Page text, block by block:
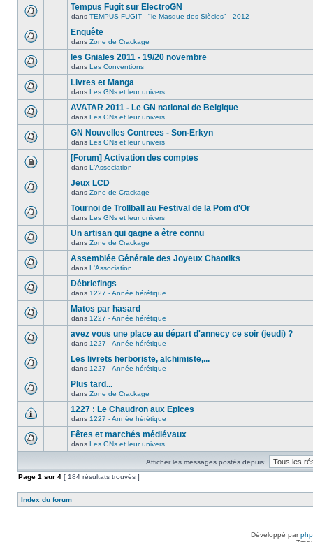
Tempus Fugit sur ElectroGN
dans TEMPUS FUGIT - "le Masque des Siècles" - 2012
Enquête
dans Zone de Crackage
les Gniales 2011 - 19/20 novembre
dans Les Conventions
Livres et Manga
dans Les GNs et leur univers
AVATAR 2011 - Le GN national de Belgique
dans Les GNs et leur univers
GN Nouvelles Contrees - Son-Erkyn
dans Les GNs et leur univers
[Forum] Activation des comptes
dans L'Association
Jeux LCD
dans Zone de Crackage
Tournoi de Trollball au Festival de la Pom d'Or
dans Les GNs et leur univers
Un artisan qui gagne a être connu
dans Zone de Crackage
Assemblée Générale des Joyeux Chaotiks
dans L'Association
Débriefings
dans 1227 - Année hérétique
Matos par hasard
dans 1227 - Année hérétique
avez vous une place au départ d'annecy ce soir (jeudi) ?
dans 1227 - Année hérétique
Les livrets herboriste, alchimiste,...
dans 1227 - Année hérétique
Plus tard...
dans Zone de Crackage
1227 : Le Chaudron aux Epices
dans 1227 - Année hérétique
Fêtes et marchés médiévaux
dans Les GNs et leur univers
Afficher les messages postés depuis:
Page 1 sur 4 [ 184 résultats trouvés ]
Index du forum
Développé par